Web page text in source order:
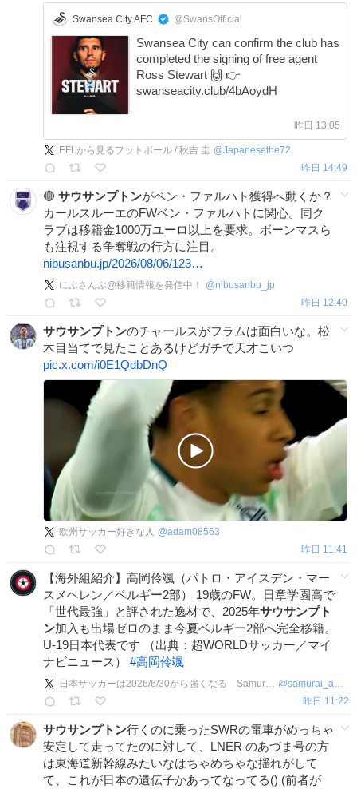
Swansea City AFC @SwansOfficial
Swansea City can confirm the club has
completed the signing of free agent
Ross Stewart 🙌 👉
swanseacity.club/4bAoydH
昨日 13:05
EFLから見るフットボール / 秋吉 圭 @Japanesethe72
昨日 14:49
🔴 サウサンプトンがベン・ファルハト獲得へ動くか？
カールスルーエのFWベン・ファルハトに関心。同ク
ラブは移籍金1000万ユーロ以上を要求。ボーンマスら
も注視する争奪戦の行方に注目。
nibusanbu.jp/2026/08/06/123…
にぶさんぶ@移籍情報を発信中！ @nibusanbu_jp
昨日 12:40
サウサンプトンのチャールスがフラムは面白いな。松
木目当てで見たことあるけどガチで天才こいつ
pic.x.com/i0E1QdbDnQ
欧州サッカー好きな人 @adam08563
昨日 11:41
【海外組紹介】高岡伶颯（パトロ・アイスデン・マー
スメヘレン／ベルギー2部） 19歳のFW。日章学園高で
「世代最強」と評された逸材で、2025年サウサンプト
ン加入も出場ゼロのまま今夏ベルギー2部へ完全移籍。
U-19日本代表です （出典：超WORLDサッカー／マイ
ナビニュース） #高岡伶颯
日本サッカーは2026/6/30から強くなる Samurai Abroad @samurai_abroad
昨日 11:22
サウサンプトン行くのに乗ったSWRの電車がめっちゃ
安定して走ってたのに対して、LNER のあづま号の方
は東海道新幹線みたいなはちゃめちゃな揺れがして
て、これが日本の遺伝子かあってなってる() (前者が